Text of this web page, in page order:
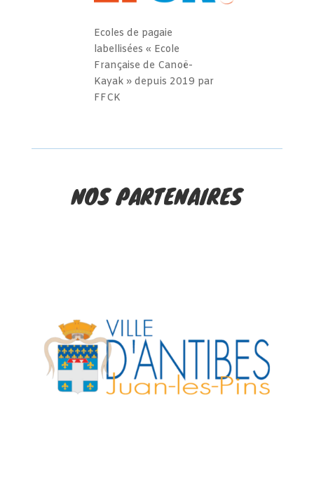
Ecoles de pagaie
labellisées « Ecole
Française de Canoë-
Kayak » depuis 2019 par
FFCK
NOS PARTENAIRES